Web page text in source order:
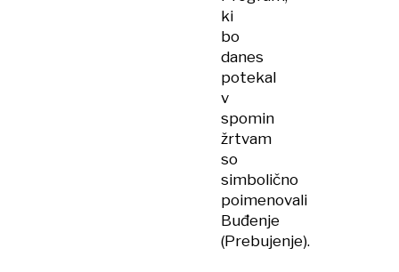
ki
bo
danes
potekal
v
spomin
žrtvam
so
simbolično
poimenovali
Buđenje
(Prebujenje).